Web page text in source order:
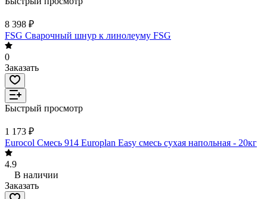
8 398 ₽
FSG Сварочный шнур к линолеуму FSG
0
Заказать
Быстрый просмотр
1 173 ₽
Eurocol Смесь 914 Europlan Easy смесь сухая напольная - 20кг
4.9
В наличии
Заказать